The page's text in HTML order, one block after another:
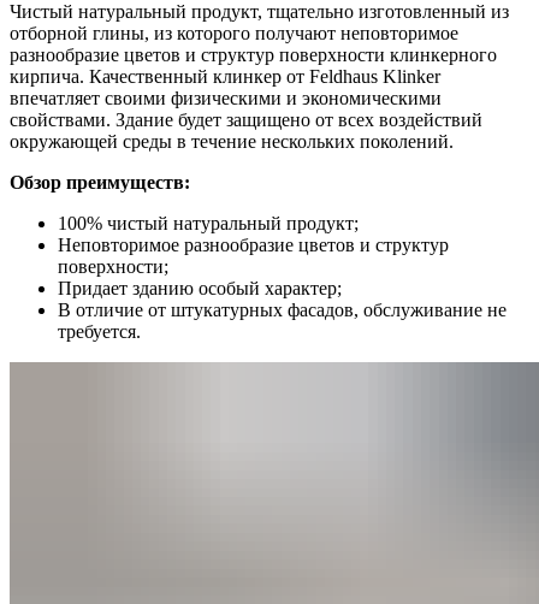
Чистый натуральный продукт, тщательно изготовленный из
отборной глины, из которого получают неповторимое
разнообразие цветов и структур поверхности клинкерного
кирпича. Качественный клинкер от Feldhaus Klinker
впечатляет своими физическими и экономическими
свойствами. Здание будет защищено от всех воздействий
окружающей среды в течение нескольких поколений.
Обзор преимуществ:
100% чистый натуральный продукт;
Неповторимое разнообразие цветов и структур
поверхности;
Придает зданию особый характер;
В отличие от штукатурных фасадов, обслуживание не
требуется.